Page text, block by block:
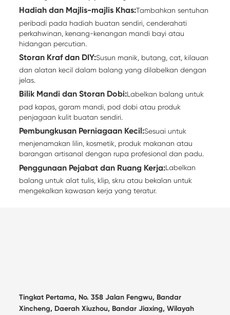
Hadiah dan Majlis-majlis Khas:Tambahkan sentuhan
peribadi pada hadiah buatan sendiri, cenderahati
perkahwinan, kenang-kenangan mandi bayi atau
hidangan percutian.
Storan Kraf dan DIY:Susun manik, butang, cat, kilauan
dan alatan kecil dalam balang yang dilabelkan dengan
jelas.
Bilik Mandi dan Storan Dobi:Labelkan balang untuk
pad kapas, garam mandi, pod dobi atau produk
penjagaan kulit buatan sendiri.
Pembungkusan Perniagaan Kecil:Sesuai untuk
menjenamakan lilin, kosmetik, produk makanan atau
barangan artisanal dengan rupa profesional dan padu.
Penggunaan Pejabat dan Ruang Kerja:Labelkan
balang untuk alat tulis, klip, skru atau bekalan untuk
mengekalkan kawasan kerja yang teratur.
Tingkat Pertama, No. 358 Jalan Fengwu, Bandar
Xincheng, Daerah Xiuzhou, Bandar Jiaxing, Wilayah